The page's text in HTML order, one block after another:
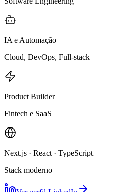
IA e Automação
Cloud, DevOps, Full-stack
Product Builder
Fintech e SaaS
Next.js · React · TypeScript
Stack moderno